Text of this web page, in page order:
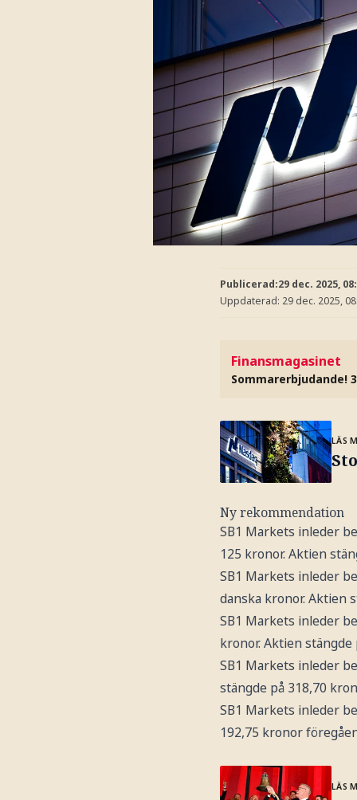
Publicerad:29 dec. 2025,
Uppdaterad: 29 dec. 2025,
Finansmagasinet
Sommarerbjudande!
LÄS
Ny rekommendation
SB1 Markets inleder
125 kronor. Aktien
SB1 Markets inleder
danska kronor. Aktien
SB1 Markets inleder
kronor. Aktien
SB1 Markets inleder
stängde på 318,70
SB1 Markets inleder
192,75 kronor
LÄS